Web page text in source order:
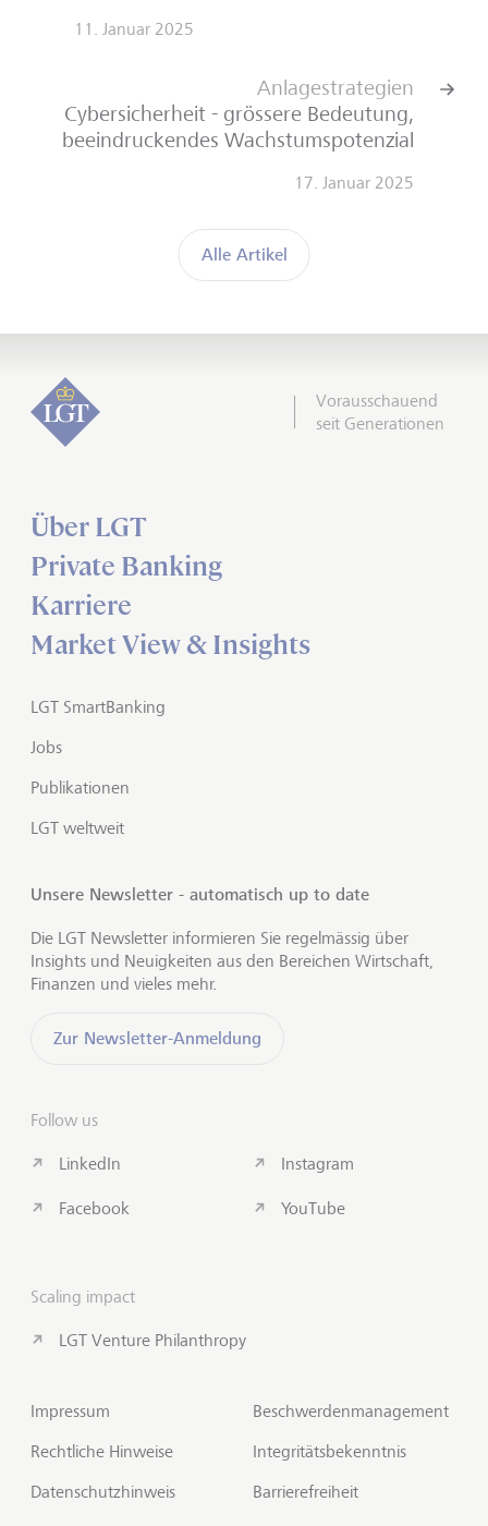
11. Januar 2025
Alle Artikel
Anlagestrategien
Cybersicherheit - grössere Bedeutung,
beeindruckendes Wachstumspotenzial
17. Januar 2025
Vorausschauend
seit Generationen
Über LGT
Private Banking
Karriere
Market View & Insights
LGT SmartBanking
Jobs
Publikationen
LGT weltweit
Unsere Newsletter - automatisch up to date
Die LGT Newsletter informieren Sie regelmässig über
Insights und Neuigkeiten aus den Bereichen Wirtschaft,
Finanzen und vieles mehr.
Zur Newsletter-Anmeldung
Follow us
LinkedIn
Facebook
Instagram
YouTube
Scaling impact
LGT Venture Philanthropy
Impressum
Rechtliche Hinweise
Datenschutzhinweis
Beschwerdenmanagement
Integritätsbekenntnis
Barrierefreiheit